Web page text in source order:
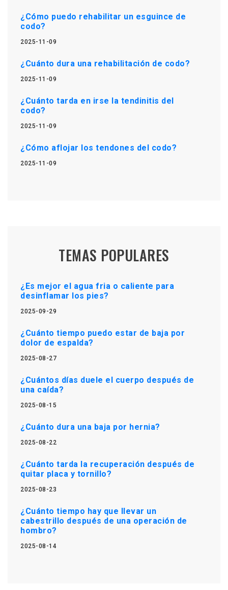
¿Cómo puedo rehabilitar un esguince de
codo?
2025-11-09
¿Cuánto dura una rehabilitación de codo?
2025-11-09
¿Cuánto tarda en irse la tendinitis del
codo?
2025-11-09
¿Cómo aflojar los tendones del codo?
2025-11-09
TEMAS POPULARES
¿Es mejor el agua fria o caliente para
desinflamar los pies?
2025-09-29
¿Cuánto tiempo puedo estar de baja por
dolor de espalda?
2025-08-27
¿Cuántos días duele el cuerpo después de
una caída?
2025-08-15
¿Cuánto dura una baja por hernia?
2025-08-22
¿Cuánto tarda la recuperación después de
quitar placa y tornillo?
2025-08-23
¿Cuánto tiempo hay que llevar un
cabestrillo después de una operación de
hombro?
2025-08-14